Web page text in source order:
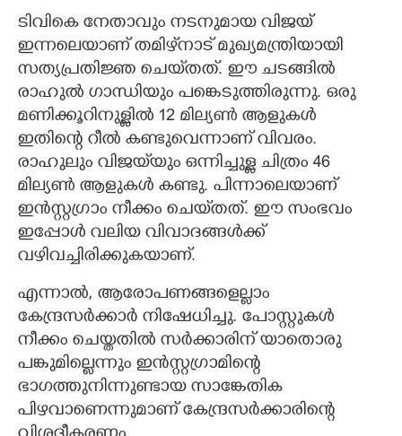
ടിവികെ നേതാവും നടനുമായ വിജയ്
ഇന്നലെയാണ് തമിഴ്‌നാട് മുഖ്യമന്ത്രിയായി
സത്യപ്രതിജ്ഞ ചെയ്‌തത്. ഈ ചടങ്ങിൽ
രാഹുൽ ഗാന്ധിയും പങ്കെടുത്തിരുന്നു. ഒരു
മണിക്കൂറിനുള്ളിൽ 12 മില്യൺ ആളുകൾ
ഇതിന്റെ റീൽ കണ്ടുവെന്നാണ് വിവരം.
രാഹുലും വിജയ്‌യും ഒന്നിച്ചുള്ള ചിത്രം 46
മില്യൺ ആളുകൾ കണ്ടു. പിന്നാലെയാണ്
ഇൻസ്റ്റഗ്രാം നീക്കം ചെയ്‌തത്. ഈ സംഭവം
ഇപ്പോൾ വലിയ വിവാദങ്ങൾക്ക്
വഴിവച്ചിരിക്കുകയാണ്.
എന്നാൽ, ആരോപണങ്ങളെല്ലാം
കേന്ദ്രസർക്കാർ നിഷേധിച്ചു. പോസ്റ്റുകൾ
നീക്കം ചെയ്തതിൽ സർക്കാരിന് യാതൊരു
പങ്കുമില്ലെന്നും ഇൻസ്റ്റഗ്രാമിന്റെ
ഭാഗത്തുനിന്നുണ്ടായ സാങ്കേതിക
പിഴവാണെന്നുമാണ് കേന്ദ്രസർക്കാരിന്റെ